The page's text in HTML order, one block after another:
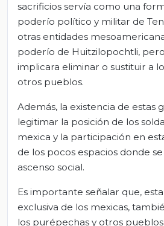
sacrificios servía como una
poderío político y militar de
otras entidades
poderío de Huitzilopochtli,
implicara eliminar o sustituir a
otros pueblos.
Además, la existencia de estas
legitimar la posición de los
mexica y la participación en
de los pocos espacios donde
ascenso social.
Es importante señalar que,
exclusiva de los mexicas,
los purépechas y otros